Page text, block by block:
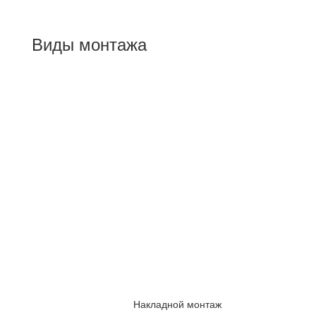
Виды монтажа
Накладной монтаж